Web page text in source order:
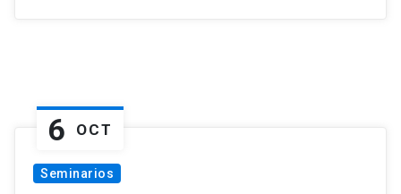
6 OCT
Seminarios